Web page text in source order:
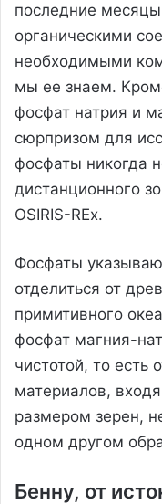
последние
органическими
необходимыми
мы ее знаем.
фосфат натрия и
сюрпризом для
фосфаты никогда
дистанционного
OSIRIS-REx.
Фосфаты
отделиться от
примитивного
фосфат магния-
чистотой, то есть
материалов,
размером зерен,
одном другом
Бенну, от